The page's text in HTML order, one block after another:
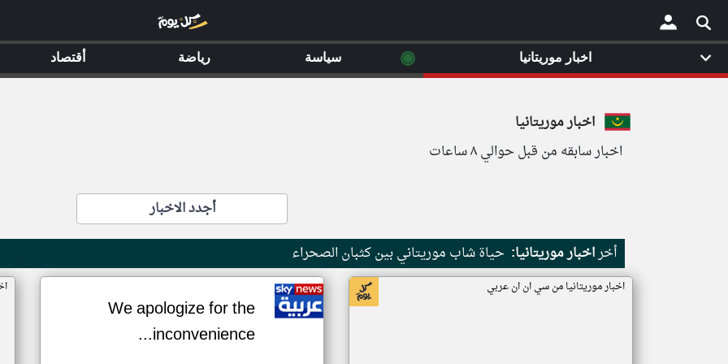
×
اخبار موريتانيا
اخبار سابقه من قبل حوالي ٨ ساعات
أجدد الاخبار
أخراخبار موريتانيا: حياة شاب موريتاني بين كثبان الصحراء
اخبار موريتانيا من سي ان ان عربي
We apologize for the
inconvenience...
اخبار موريتانيا ◉ سياسة رياضة أقتصاد